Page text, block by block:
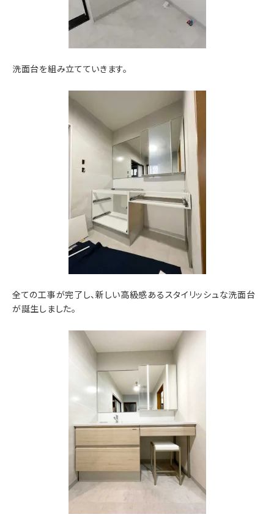
洗面台を組み立てていきます。
全ての工事が完了し、新しい高級感あるスタイリッシュな洗面台
が誕生しました。